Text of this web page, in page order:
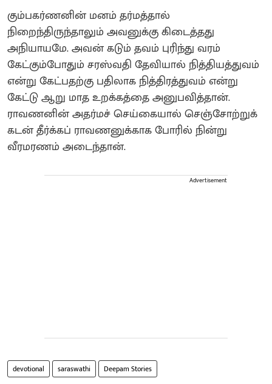
கும்பகர்ணனின் மனம் தர்மத்தால்
நிறைந்திருந்தாலும் அவனுக்கு கிடைத்தது
அநியாயமே. அவன் கடும் தவம் புரிந்து வரம்
கேட்கும்போதும் சரஸ்வதி தேவியால் நித்தியத்துவம்
என்று கேட்பதற்கு பதிலாக நித்திரத்துவம் என்று
கேட்டு ஆறு மாத உறக்கத்தை அனுபவித்தான்.
ராவணனின் அதர்மச் செய்கையால் செஞ்சோற்றுக்
கடன் தீர்க்கப் ராவணனுக்காக போரில் நின்று
வீரமரணம் அடைந்தான்.
Advertisement
devotional saraswathi Deepam Stories